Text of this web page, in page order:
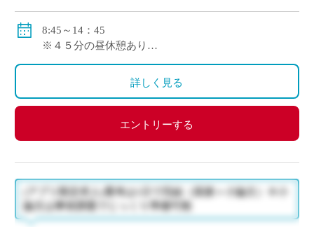
8:45～14：45
※４５分の昼休憩あり
月曜日
お盆休みはございません。
12/29～年末年始はお休みで開講しません。
詳しく見る
エントリーする
(アプリ限定求人)選考は1日で完結（面接＋小論文）※小
論文は事前課題でじっくり準備可能